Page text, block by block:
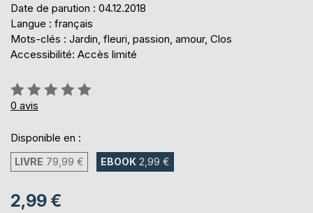
Date de parution : 04.12.2018
Langue : français
Mots-clés : Jardin, fleuri, passion, amour, Clos
Accessibilité: Accès limité
Évaluation:
0%
0 avis
Disponible en :
LIVRE 79,99 € EBOOK 2,99 €
2,99 €